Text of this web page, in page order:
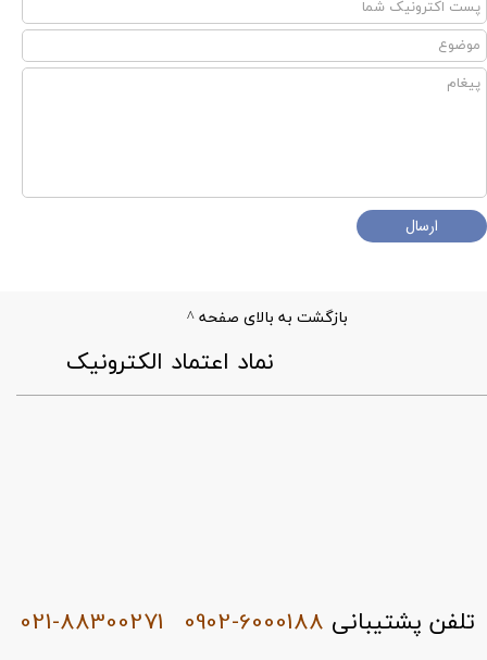
ارسال
0902-6000188
بازگشت به بالای صفحه ^
021-88300271
​نماد اعتماد الکترونیک